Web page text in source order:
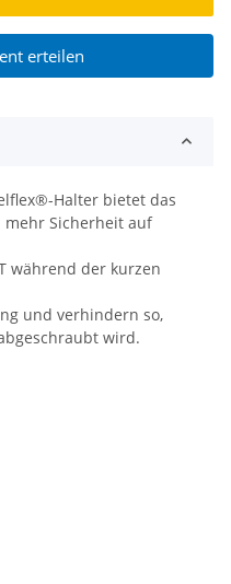
erteilen
Halter bietet das
mehr Sicherheit auf
während der kurzen
und verhindern so,
wird.